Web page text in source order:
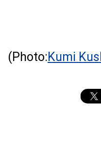
(Photo:Kumi